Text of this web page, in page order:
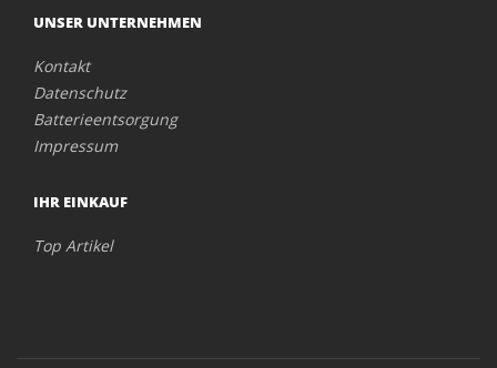
UNSER UNTERNEHMEN
Kontakt
Datenschutz
Batterieentsorgung
Impressum
IHR EINKAUF
Top Artikel